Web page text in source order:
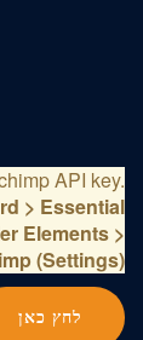
API key.
> Essential
Elements >
(Settings)
לחץ כאן